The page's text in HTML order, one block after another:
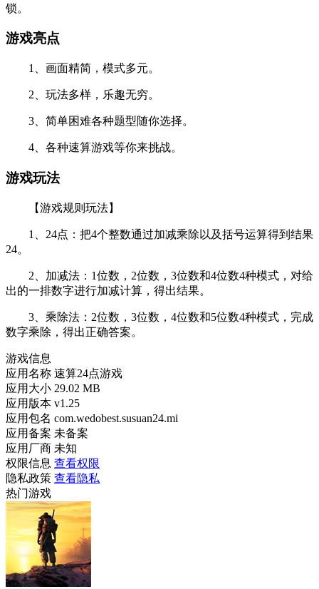
锁。
游戏亮点
1、画面精简，模式多元。
2、玩法多样，乐趣无穷。
3、简单困难各种题型随你选择。
4、各种速算游戏等你来挑战。
游戏玩法
【游戏规则玩法】
1、24点：把4个整数通过加减乘除以及括号运算得到结果
24。
2、加减法：1位数，2位数，3位数和4位数4种模式，对给
出的一排数字进行加减计算，得出结果。
3、乘除法：2位数，3位数，4位数和5位数4种模式，完成
数字乘除，得出正确答案。
游戏信息
应用名称 速算24点游戏
应用大小 29.02 MB
应用版本 v1.25
应用包名 com.wedobest.susuan24.mi
应用备案 未备案
应用厂商 未知
权限信息 查看权限
隐私政策 查看隐私
热门游戏